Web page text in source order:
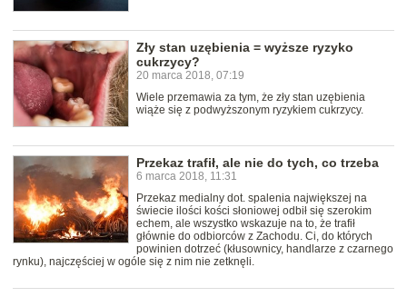
Zły stan uzębienia = wyższe ryzyko
cukrzycy?
20 marca 2018, 07:19
Wiele przemawia za tym, że zły stan uzębienia
wiąże się z podwyższonym ryzykiem cukrzycy.
Przekaz trafił, ale nie do tych, co trzeba
6 marca 2018, 11:31
Przekaz medialny dot. spalenia największej na
świecie ilości kości słoniowej odbił się szerokim
echem, ale wszystko wskazuje na to, że trafił
głównie do odbiorców z Zachodu. Ci, do których
powinien dotrzeć (kłusownicy, handlarze z czarnego
rynku), najczęściej w ogóle się z nim nie zetknęli.